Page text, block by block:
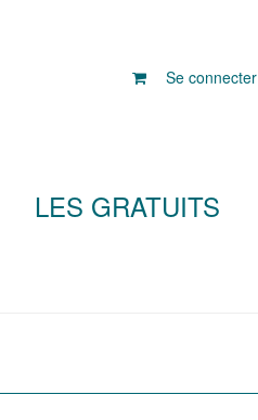
Se connecter
LES GRATUITS